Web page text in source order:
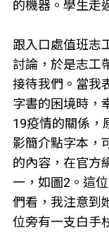
的機器。學生走
跟入口處值班志
討論，於是志工
接待我們。當我
字書的困境時，
19疫情的關係，
影簡介點字本，
的內容，在官方
一，如圖2。這
們看，我注意到
位旁有一支白手